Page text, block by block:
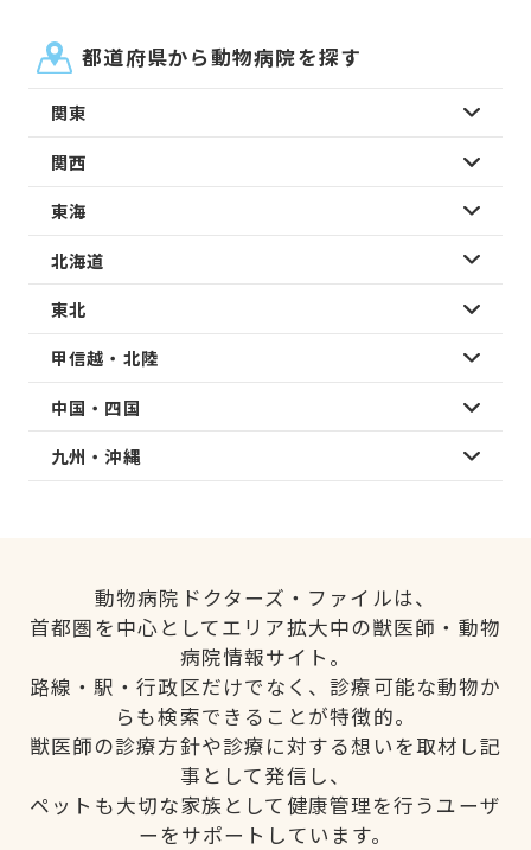
都道府県から動物病院を探す
関東
関西
東海
北海道
東北
甲信越・北陸
中国・四国
九州・沖縄
動物病院ドクターズ・ファイルは、
首都圏を中心としてエリア拡大中の獣医師・動物
病院情報サイト。
路線・駅・行政区だけでなく、診療可能な動物か
らも検索できることが特徴的。
獣医師の診療方針や診療に対する想いを取材し記
事として発信し、
ペットも大切な家族として健康管理を行うユーザ
ーをサポートしています。